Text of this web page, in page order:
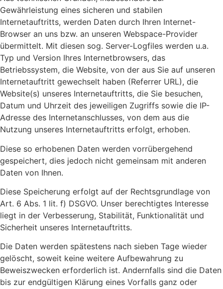
Gewährleistung eines sicheren und stabilen
Internetauftritts, werden Daten durch Ihren Internet-
Browser an uns bzw. an unseren Webspace-Provider
übermittelt. Mit diesen sog. Server-Logfiles werden u.a.
Typ und Version Ihres Internetbrowsers, das
Betriebssystem, die Website, von der aus Sie auf unseren
Internetauftritt gewechselt haben (Referrer URL), die
Website(s) unseres Internetauftritts, die Sie besuchen,
Datum und Uhrzeit des jeweiligen Zugriffs sowie die IP-
Adresse des Internetanschlusses, von dem aus die
Nutzung unseres Internetauftritts erfolgt, erhoben.
Diese so erhobenen Daten werden vorrübergehend
gespeichert, dies jedoch nicht gemeinsam mit anderen
Daten von Ihnen.
Diese Speicherung erfolgt auf der Rechtsgrundlage von
Art. 6 Abs. 1 lit. f) DSGVO. Unser berechtigtes Interesse
liegt in der Verbesserung, Stabilität, Funktionalität und
Sicherheit unseres Internetauftritts.
Die Daten werden spätestens nach sieben Tage wieder
gelöscht, soweit keine weitere Aufbewahrung zu
Beweiszwecken erforderlich ist. Andernfalls sind die Daten
bis zur endgültigen Klärung eines Vorfalls ganz oder